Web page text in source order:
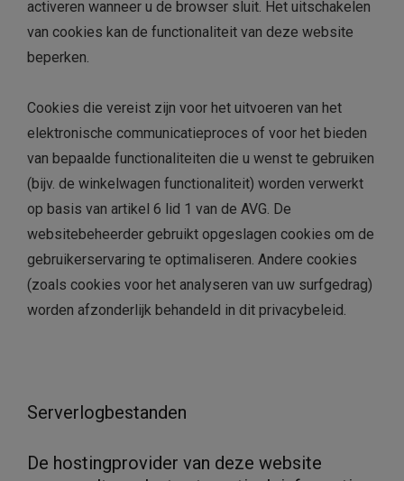
activeren wanneer u de browser sluit. Het uitschakelen
van cookies kan de functionaliteit van deze website
beperken.
Cookies die vereist zijn voor het uitvoeren van het
elektronische communicatieproces of voor het bieden
van bepaalde functionaliteiten die u wenst te gebruiken
(bijv. de winkelwagen functionaliteit) worden verwerkt
op basis van artikel 6 lid 1 van de AVG. De
websitebeheerder gebruikt opgeslagen cookies om de
gebruikerservaring te optimaliseren. Andere cookies
(zoals cookies voor het analyseren van uw surfgedrag)
worden afzonderlijk behandeld in dit privacybeleid.
Serverlogbestanden
De hostingprovider van deze website